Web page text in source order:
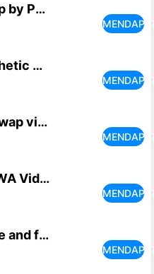
Photo Scan App by Photomyne
PREQUEL Aesthetic Photo Editor
Reface: Face swap video AI Art
Filter Cam for WA Video Call
Gallery - Simple and fast